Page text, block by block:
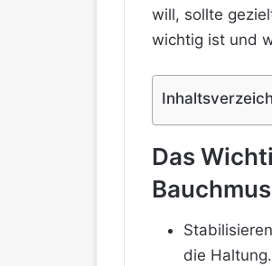
will, sollte
wichtig ist und
Das
die Haltung.